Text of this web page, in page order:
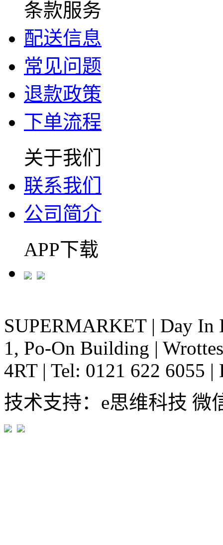
条款服务
配送信息
常见问题
退款政策
下单流程
关于我们
联系我们
公司简介
APP下载
SUPERMARKET | Day In
1, Po-On Building |
4RT | Tel: 0121 622 6055 |
技术支持：e思维科技 微